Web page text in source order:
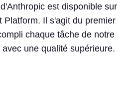
est disponible sur
Platform. Il s'agit du premier
chaque tâche de notre
une qualité supérieure.